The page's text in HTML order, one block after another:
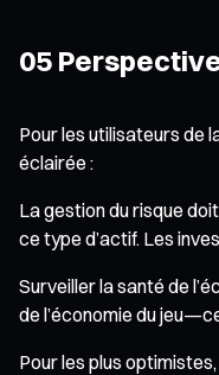
05
Pour les utilisateurs de
éclairée :
La gestion du risque
ce type d’actif. Les
Surveiller la santé de
de l’économie du
Pour les plus